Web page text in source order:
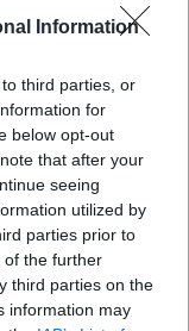
Information
third parties, or
for
below opt-out
that after your
seeing
utilized by
parties prior to
of the further
third parties on the
information may
μαγουλά σου.
φαίνεται πολύ